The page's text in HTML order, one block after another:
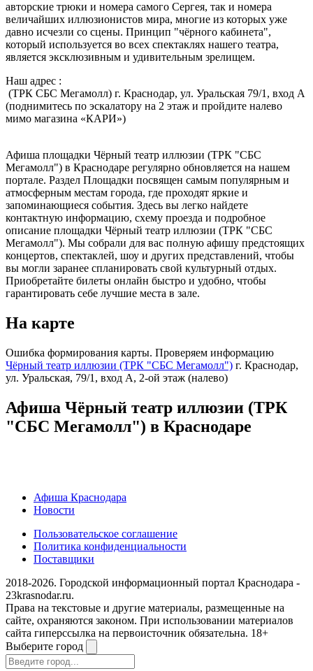
авторские трюки и номера самого Сергея, так и номера
величайших иллюзионистов мира, многие из которых уже
давно исчезли со сцены. Принцип "чёрного кабинета",
который используется во всех спектаклях нашего театра,
является эксклюзивным и удивительным зрелищем.
Наш адрес :
(ТРК СБС Мегамолл) г. Краснодар, ул. Уральская 79/1, вход А
(поднимитесь по эскалатору на 2 этаж и пройдите налево
мимо магазина «КАРИ»)
Афиша площадки Чёрный театр иллюзии (ТРК "СБС
Мегамолл") в Краснодаре регулярно обновляется на нашем
портале. Раздел Площадки посвящен самым популярным и
атмосферным местам города, где проходят яркие и
запоминающиеся события. Здесь вы легко найдете
контактную информацию, схему проезда и подробное
описание площадки Чёрный театр иллюзии (ТРК "СБС
Мегамолл"). Мы собрали для вас полную афишу предстоящих
концертов, спектаклей, шоу и других представлений, чтобы
вы могли заранее спланировать свой культурный отдых.
Приобретайте билеты онлайн быстро и удобно, чтобы
гарантировать себе лучшие места в зале.
На карте
Ошибка формирования карты. Проверяем информацию
Чёрный театр иллюзии (ТРК "СБС Мегамолл") г. Краснодар,
ул. Уральская, 79/1, вход А, 2-ой этаж (налево)
Афиша Чёрный театр иллюзии (ТРК
"СБС Мегамолл") в Краснодаре
Афиша Краснодара
Новости
Пользовательское соглашение
Политика конфиденциальности
Поставщики
2018-2026. Городской информационный портал Краснодара -
23krasnodar.ru.
Права на текстовые и другие материалы, размещенные на
сайте, охраняются законом. При использовании материалов
сайта гиперссылка на первоисточник обязательна. 18+
Выберите город